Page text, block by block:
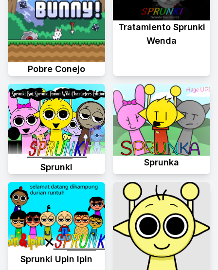
Pobre Conejo
Tratamiento Sprunki
Wenda
Sprunkl
Sprunka
Sprunki Upin Ipin